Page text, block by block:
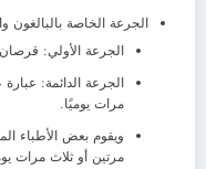
الجرعة الخاصة بالبالغون
الجرعة الأولي: قرصان
الجرعة الدائمة:
مرات يوميًا.
ويقوم بعض الأطباء
مرتين أو ثلاث مرات